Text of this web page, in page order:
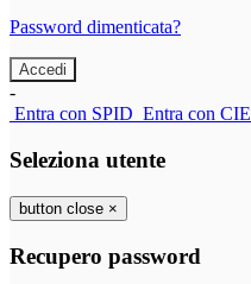
Password dimenticata?
-
Entra con SPID Entra con CIE
Seleziona utente
button close ×
Recupero password